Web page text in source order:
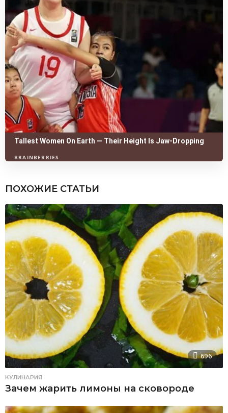
ПОХОЖИЕ СТАТЬИ
696
КУЛИНАРИЯ
Зачем жарить лимоны на сковороде